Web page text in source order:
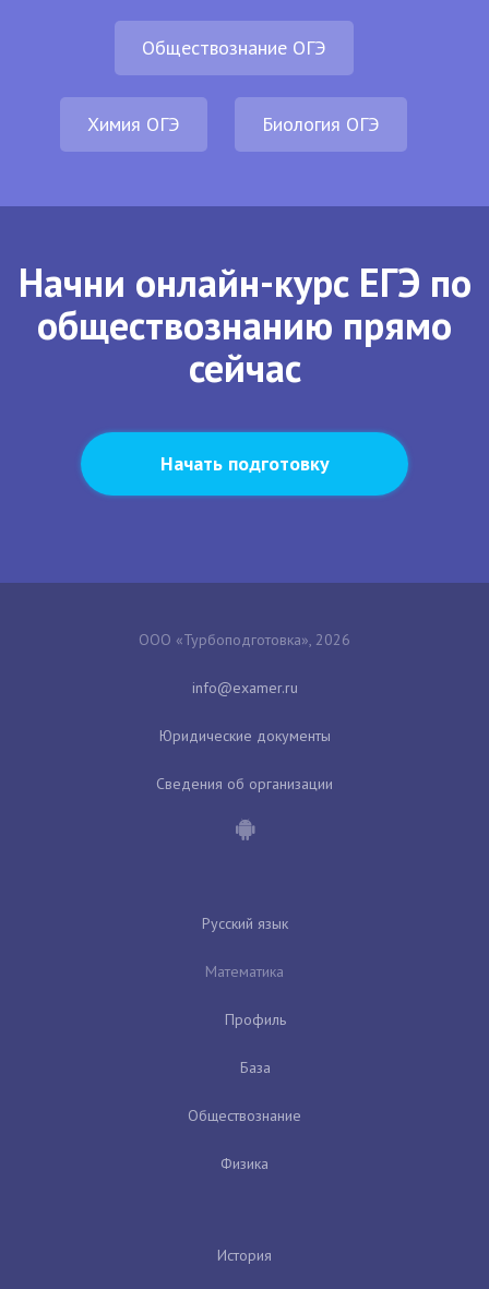
Обществознание ОГЭ
Химия ОГЭ Биология ОГЭ
Начни онлайн-курс ЕГЭ по
обществознанию прямо
сейчас
Начать подготовку
ООО «Турбоподготовка», 2026
Юридические документы
Сведения об организации
Русский язык
Математика
Профиль
База
Обществознание
Физика
История